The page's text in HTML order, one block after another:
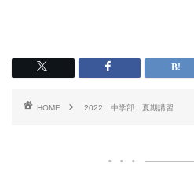
HOME 2022 中学部 夏期講習